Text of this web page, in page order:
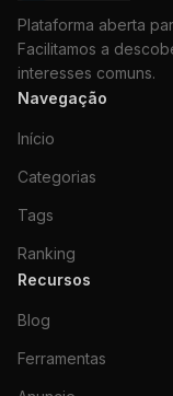
Plataforma aberta
Facilitamos a
interesses comuns.
Navegação
Início
Categorias
Tags
Ranking
Recursos
Blog
Ferramentas